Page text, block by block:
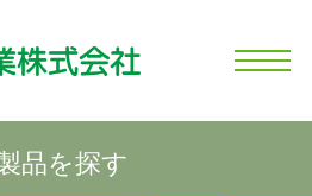
ホーム
産業の強み
コーンとは
製品情報
会社情報
い合わせ
ログイン
品を探す